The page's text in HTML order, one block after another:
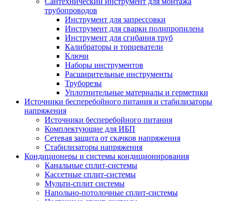
трубопроводов
Инструмент для запрессовки
Инструмент для сварки полипропилена
Инструмент для сгибания труб
Калибраторы и торцеватели
Ключи
Наборы инструментов
Расширительные инструменты
Труборезы
Уплотнительные материалы и герметики
Источники бесперебойного питания и стабилизаторы
напряжения
Источники бесперебойного питания
Комплектующие для ИБП
Сетевая защита от скачков напряжения
Стабилизаторы напряжения
Кондиционеры и системы кондиционирования
Канальные сплит-системы
Кассетные сплит-системы
Мульти-сплит системы
Напольно-потолочные сплит-системы